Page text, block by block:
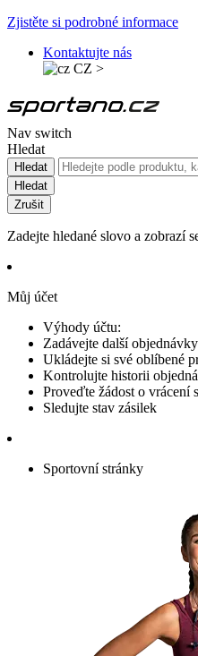
Zjistěte si podrobné informace
Kontaktujte nás
CZ >
Nav switch
Hledat
Hledat
Hledat
Zrušit
Zadejte hledané slovo a zobrazí
Můj účet
Výhody účtu:
Zadávejte další
Ukládejte si své oblíbené
Kontrolujte historii
Proveďte žádost o vrácení
Sledujte stav zásilek
Sportovní stránky